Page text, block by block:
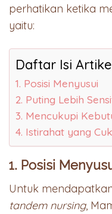
perhatikan ketika
yaitu:
Daftar Isi
1. Posisi Menyusui
2. Puting Lebih
3. Mencukupi
4. Istirahat yang
1. Posisi
Untuk
tandem nursing,